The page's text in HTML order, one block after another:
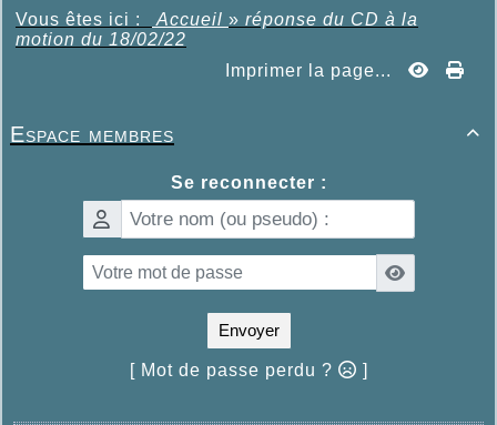
Vous êtes ici : Accueil » réponse du CD à la
motion du 18/02/22
Imprimer la page...

Espace membres
Se reconnecter :
Envoyer
[ Mot de passe perdu ? ]